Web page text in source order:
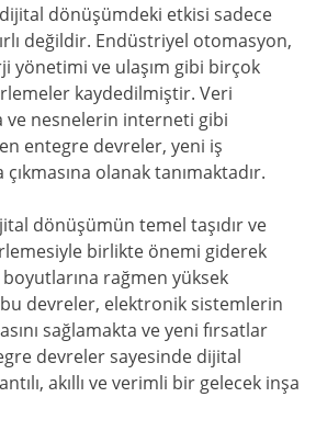
dönüşümdeki etkisi sadece
değildir. Endüstriyel otomasyon,
yönetimi ve ulaşım gibi birçok
kaydedilmiştir. Veri
ve nesnelerin interneti gibi
entegre devreler, yeni iş
olanak tanımaktadır.
dönüşümün temel taşıdır ve
birlikte önemi giderek
rağmen yüksek
devreler, elektronik sistemlerin
sağlamakta ve yeni fırsatlar
devreler sayesinde dijital
akıllı ve verimli bir gelecek inşa